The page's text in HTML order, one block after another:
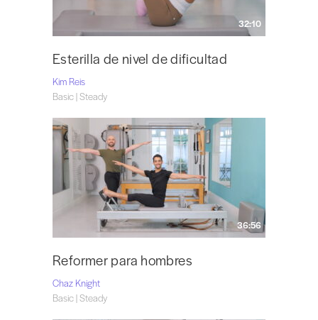
32:10
Esterilla de nivel de dificultad
Kim Reis
Basic | Steady
36:56
Reformer para hombres
Chaz Knight
Basic | Steady